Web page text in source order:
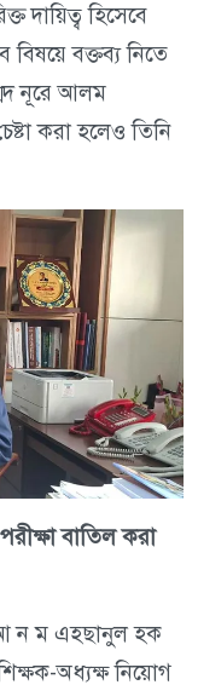
দায়িত্ব হিসেবে
বিষয়ে বক্তব্য নিতে
নূরে আলম
করা হলেও তিনি
বাতিল করা
আ ন ম এহছানুল হক
অধ্যক্ষ নিয়োগ